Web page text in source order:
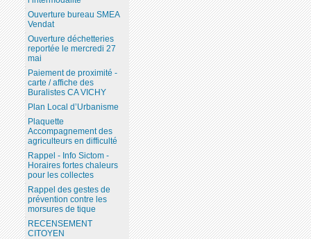
Ouverture bureau SMEA
Vendat
Ouverture déchetteries
reportée le mercredi 27
mai
Paiement de proximité -
carte / affiche des
Buralistes CA VICHY
Plan Local d’Urbanisme
Plaquette
Accompagnement des
agriculteurs en difficulté
Rappel - Info Sictom -
Horaires fortes chaleurs
pour les collectes
Rappel des gestes de
prévention contre les
morsures de tique
RECENSEMENT
CITOYEN